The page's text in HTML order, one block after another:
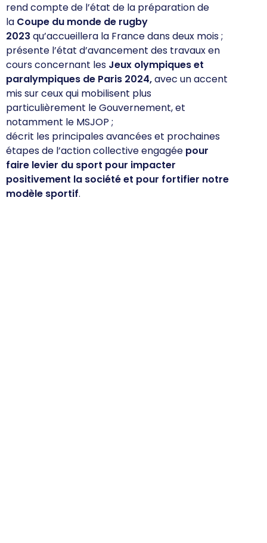
rend compte de l’état de la préparation de
la Coupe du monde de rugby
2023 qu’accueillera la France dans deux mois ;
présente l’état d’avancement des travaux en
cours concernant les Jeux olympiques et
paralympiques de Paris 2024,avec un accent
mis sur ceux qui mobilisent plus
particulièrement le Gouvernement, et
notamment le MSJOP ;
décrit les principales avancées et prochaines
étapes de l’action collective engagée pour
faire levier du sport pour impacter
positivement la société et pour fortifier notre
modèle sportif.